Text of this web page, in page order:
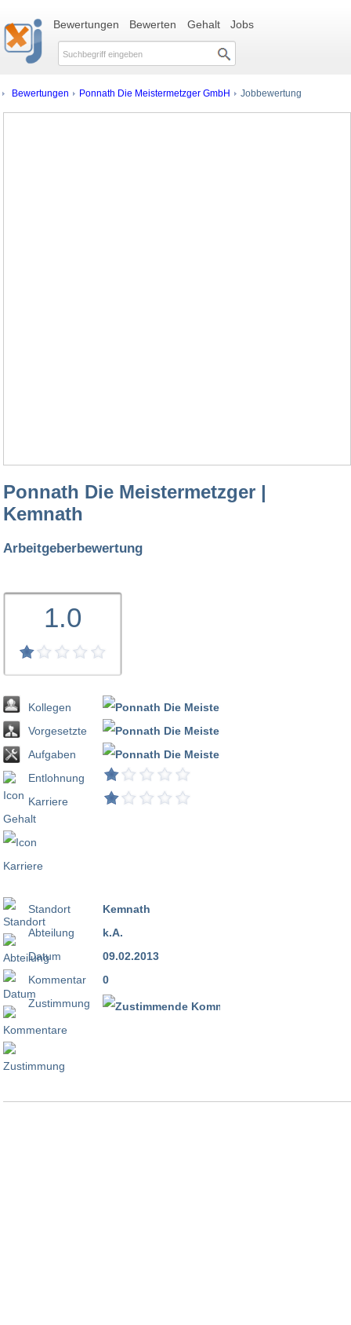
Bewertungen Bewerten Gehalt Jobs
Bewertungen Ponnath Die Meistermetzger GmbH Jobbewertung
Ponnath Die Meistermetzger |
Kemnath
Arbeitgeberbewertung
1.0
Kollegen
Vorgesetzte
Aufgaben
Entlohnung
Karriere
Standort
Abteilung
Datum
Kommentar
Zustimmung
Kemnath
k.A.
09.02.2013
0